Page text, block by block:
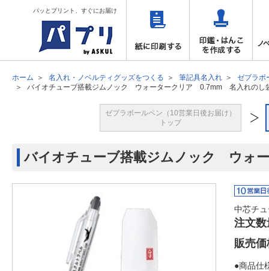
パッとプリント、すぐにお届け
ホーム 名入れ・ノベルティグッズをつくる 筆記具名入れ
ゼブラボ
バイオチューブ搭載ジムノック ウォータークリア 0.7mm 名入れのし
ゼブラボールペン（10営業日後お届け）
トップ
バイオチューブ搭載ジムノック ウォ
中芯チ
注文数
販売価
●商品仕